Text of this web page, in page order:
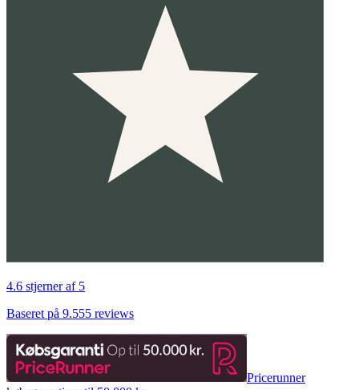
4.6 stjerner af 5
Baseret på 9.555 reviews
Pricerunner